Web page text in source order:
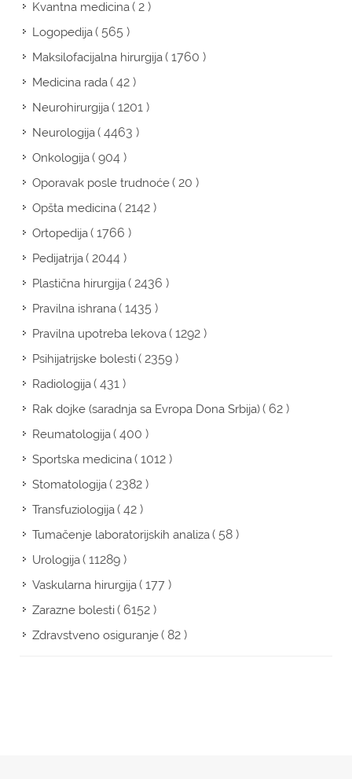
Kvantna medicina( 2 )
Logopedija( 565 )
Maksilofacijalna hirurgija( 1760 )
Medicina rada( 42 )
Neurohirurgija( 1201 )
Neurologija( 4463 )
Onkologija( 904 )
Oporavak posle trudnoće( 20 )
Opšta medicina( 2142 )
Ortopedija( 1766 )
Pedijatrija( 2044 )
Plastična hirurgija( 2436 )
Pravilna ishrana( 1435 )
Pravilna upotreba lekova( 1292 )
Psihijatrijske bolesti( 2359 )
Radiologija( 431 )
Rak dojke (saradnja sa Evropa Dona Srbija)( 62 )
Reumatologija( 400 )
Sportska medicina( 1012 )
Stomatologija( 2382 )
Transfuziologija( 42 )
Tumačenje laboratorijskih analiza( 58 )
Urologija( 11289 )
Vaskularna hirurgija( 177 )
Zarazne bolesti( 6152 )
Zdravstveno osiguranje( 82 )